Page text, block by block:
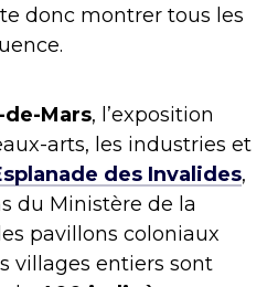
donc montrer tous les
de-Mars, l’exposition
arts, les industries et
des Invalides,
du Ministère de la
pavillons coloniaux
villages entiers sont